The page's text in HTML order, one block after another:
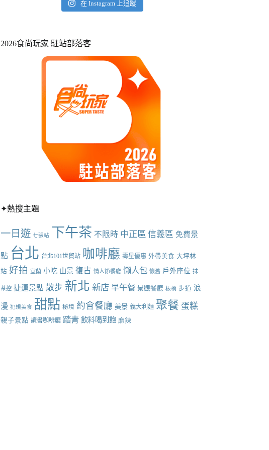
在 Instagram 上追蹤
2026食尚玩家 駐站部落客
✦熱搜主題
一日遊 七張站 下午茶 不限時 中正區 信義區 免費景
點 台北 台北101世貿站 咖啡廳 壽星優惠 外帶美食 大坪林
站 好拍 宜蘭 小吃 山景 復古 情人節餐廳 懶人包 懷舊 戶外座位 抹
茶控 捷運景點 散步 新北 新店 早午餐 景觀餐廳 板橋 步道 浪
漫 犯規美食 甜點 秘境 約會餐廳 美景 義大利麵 聚餐 蛋糕
親子景點 讀書咖啡廳 踏青 飲料喝到飽 麻辣